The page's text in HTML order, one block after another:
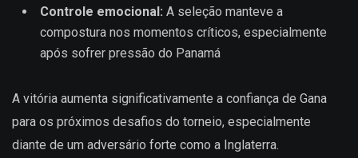
Controle emocional: A seleção manteve a
compostura nos momentos críticos, especialmente
após sofrer pressão do Panamá
A vitória aumenta significativamente a confiança de Gana
para os próximos desafios do torneio, especialmente
diante de um adversário forte como a Inglaterra.